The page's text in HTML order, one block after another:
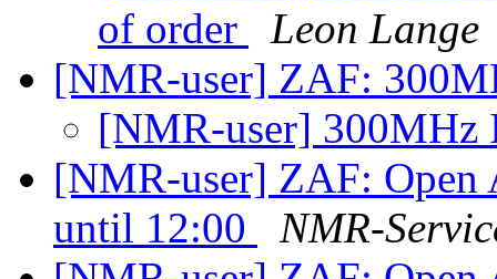
of order
Leon Lange
[NMR-user] ZAF:
[NMR-user] 300MHz
[NMR-user] ZAF: Open
until 12:00
NMR-